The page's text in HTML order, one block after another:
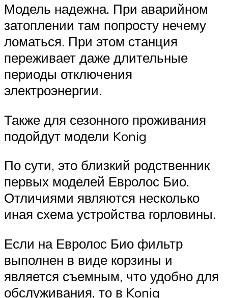
Модель надежна. При аварийном
затоплении там попросту нечему
ломаться. При этом станция
переживает даже длительные
периоды отключения
электроэнергии.
Также для сезонного проживания
подойдут модели Konig
По сути, это близкий родственник
первых моделей Евролос Био.
Отличиями являются несколько
иная схема устройства горловины.
Если на Евролос Био фильтр
выполнен в виде корзины и
является съемным, что удобно для
обслуживания, то в Konig